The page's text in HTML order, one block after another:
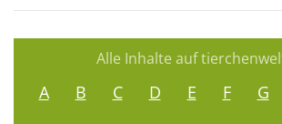
Alle Inhalte auf
A B C D E F G